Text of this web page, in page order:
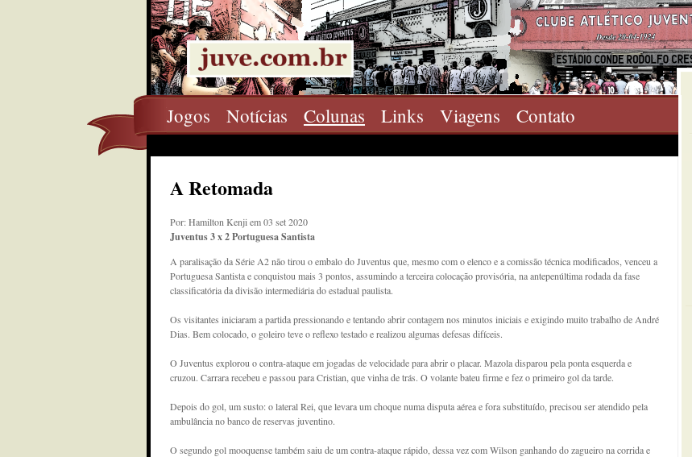
Jogos Notícias Colunas Links Viagens Contato
A Retomada
Por: Hamilton Kenji em 03 set 2020
Juventus 3 x 2 Portuguesa Santista
A paralisação da Série A2 não tirou o embalo do Juventus que, mesmo com o elenco e a comissão técnica modificados, venceu a
Portuguesa Santista e conquistou mais 3 pontos, assumindo a terceira colocação provisória, na antepenúltima rodada da fase
classificatória da divisão intermediária do estadual paulista.
Os visitantes iniciaram a partida pressionando e tentando abrir contagem nos minutos iniciais e exigindo muito trabalho de André
Dias. Bem colocado, o goleiro teve o reflexo testado e realizou algumas defesas difíceis.
O Juventus explorou o contra-ataque em jogadas de velocidade para abrir o placar. Mazola disparou pela ponta esquerda e
cruzou. Carrara recebeu e passou para Cristian, que vinha de trás. O volante bateu firme e fez o primeiro gol da tarde.
Depois do gol, um susto: o lateral Rei, que levara um choque numa disputa aérea e fora substituído, precisou ser atendido pela
ambulância no banco de reservas juventino.
O segundo gol mooquense também saiu de um contra-ataque rápido, dessa vez com Wilson ganhando do zagueiro na corrida e